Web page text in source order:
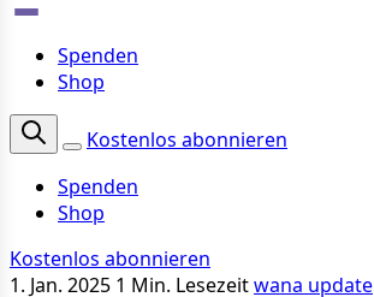
Spenden
Shop
Kostenlos abonnieren
Spenden
Shop
Kostenlos abonnieren
1. Jan. 2025 1 Min. Lesezeitwana update